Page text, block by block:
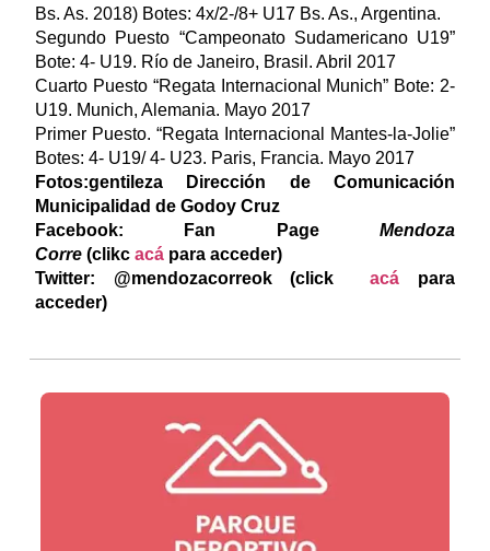
Bs. As. 2018) Botes: 4x/2-/8+ U17 Bs. As., Argentina.
Segundo Puesto “Campeonato Sudamericano U19”
Bote: 4- U19. Río de Janeiro, Brasil. Abril 2017
Cuarto Puesto “Regata Internacional Munich” Bote: 2-
U19. Munich, Alemania. Mayo 2017
Primer Puesto. “Regata Internacional Mantes-la-Jolie”
Botes: 4- U19/ 4- U23. Paris, Francia. Mayo 2017
Fotos:gentileza Dirección de Comunicación
Municipalidad de Godoy Cruz
Facebook: Fan PageMendoza
Corre(clikc acápara acceder)
Twitter: @mendozacorreok (click
acá para
acceder)